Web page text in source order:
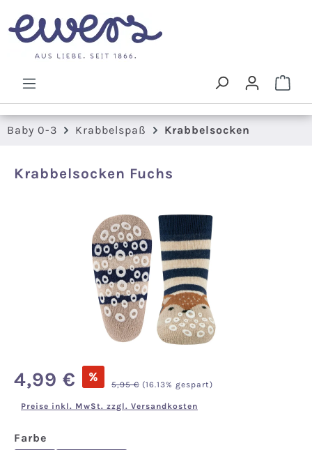
Zum Hauptinhalt springen
Baby 0-3 Krabbelspaß Krabbelsocken
Krabbelsocken Fuchs
Bildergalerie überspringen
Verkaufspreis:
4,99 € % Regulärer Preis:
5,95 € (16.13% gespart)
Preise inkl. MwSt. zzgl. Versandkosten
Farbe